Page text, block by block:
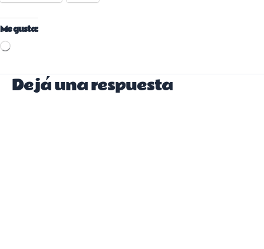
Me gusta:
Cargando...
Dejá una respuesta